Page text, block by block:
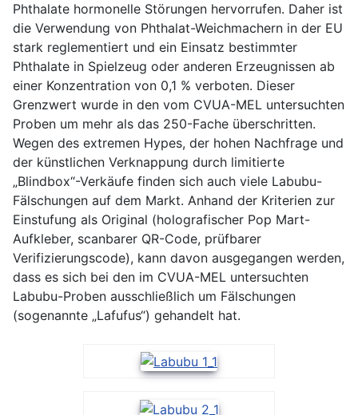
Phthalate hormonelle Störungen hervorrufen. Daher ist
die Verwendung von Phthalat-Weichmachern in der EU
stark reglementiert und ein Einsatz bestimmter
Phthalate in Spielzeug oder anderen Erzeugnissen ab
einer Konzentration von 0,1 % verboten. Dieser
Grenzwert wurde in den vom CVUA-MEL untersuchten
Proben um mehr als das 250-Fache überschritten.
Wegen des extremen Hypes, der hohen Nachfrage und
der künstlichen Verknappung durch limitierte
„Blindbox“-Verkäufe finden sich auch viele Labubu-
Fälschungen auf dem Markt. Anhand der Kriterien zur
Einstufung als Original (holografischer Pop Mart-
Aufkleber, scanbarer QR-Code, prüfbarer
Verifizierungscode), kann davon ausgegangen werden,
dass es sich bei den im CVUA-MEL untersuchten
Labubu-Proben ausschließlich um Fälschungen
(sogenannte „Lafufus“) gehandelt hat.